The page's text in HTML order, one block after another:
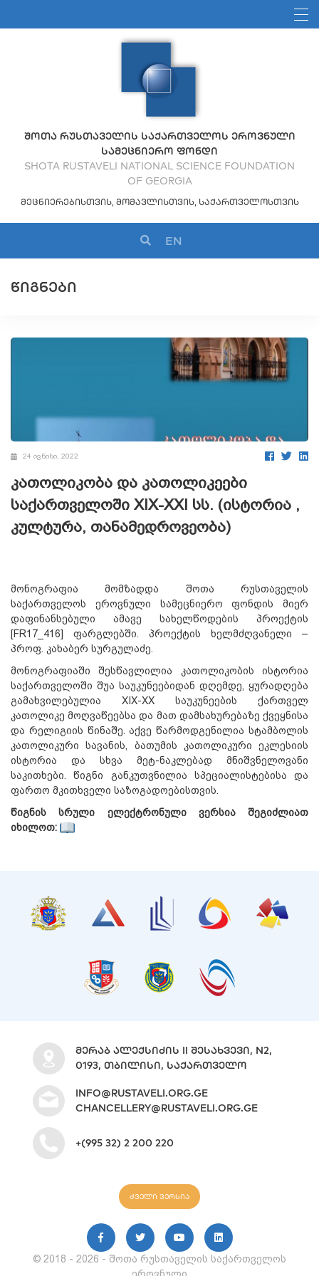
ᲨᲝᲗᲐ ᲠᲣᲡᲗᲐᲕᲔᲚᲘᲡ ᲡᲐᲥᲐᲠᲗᲕᲔᲚᲝᲡ ᲔᲠᲝᲕᲜᲣᲚᲘ
ᲡᲐᲛᲔᲪᲜᲘᲔᲠᲝ ᲤᲝᲜᲓᲘ
SHOTA RUSTAVELI NATIONAL SCIENCE FOUNDATION
OF GEORGIA
ᲛᲔᲪᲜᲘᲔᲠᲔᲑᲘᲡᲗᲕᲘᲡ, ᲛᲝᲛᲐᲕᲚᲘᲡᲗᲕᲘᲡ, ᲡᲐᲥᲐᲠᲗᲕᲔᲚᲝᲡᲗᲕᲘᲡ
EN
ᲬᲘᲒᲜᲔᲑᲘ
24 ივნისი, 2022
კათოლიკობა და კათოლიკეები
საქართველოში XIX-XXI სს. (ისტორია ,
კულტურა, თანამედროვეობა)
მონოგრაფია მომზადდა შოთა რუსთაველის
საქართველოს ეროვნული სამეცნიერო ფონდის მიერ
დაფინანსებული ამავე სახელწოდების პროექტის
[FR17_416] ფარგლებში. პროექტის ხელმძღვანელი –
პროფ. კახაბერ სურგულაძე.
მონოგრაფიაში შესწავლილია კათოლიკობის ისტორია
საქართველოში შუა საუკუნეებიდან დღემდე, ყურადღება
გამახვილებულია XIX-XX საუკუნეების ქართველ
კათოლიკე მოღვაწეებსა და მათ დამსახურებაზე ქვეყნისა
და რელიგიის წინაშე. აქვე წარმოდგენილია სტამბოლის
კათოლიკური სავანის, ბათუმის კათოლიკური ეკლესიის
ისტორია და სხვა მეტ-ნაკლებად მნიშვნელოვანი
საკითხები. წიგნი განკუთვნილია სპეციალისტებისა და
ფართო მკითხველი საზოგადოებისთვის.
წიგნის სრული ელექტრონული ვერსია შეგიძლიათ
იხილოთ:
© 2018 - 2026 - შოთა რუსთაველის საქართველოს
ᲛᲔᲠᲐᲑ ᲐᲚᲔᲥᲡᲘᲫᲘᲡ II ᲨᲔᲡᲐᲮᲕᲔᲕᲘ, N2,
0193, ᲗᲑᲘᲚᲘᲡᲘ, ᲡᲐᲥᲐᲠᲗᲕᲔᲚᲝ
INFO@RUSTAVELI.ORG.GE
CHANCELLERY@RUSTAVELI.ORG.GE
+(995 32) 2 200 220
ძველი ვერსია